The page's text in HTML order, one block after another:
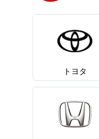
トヨタ